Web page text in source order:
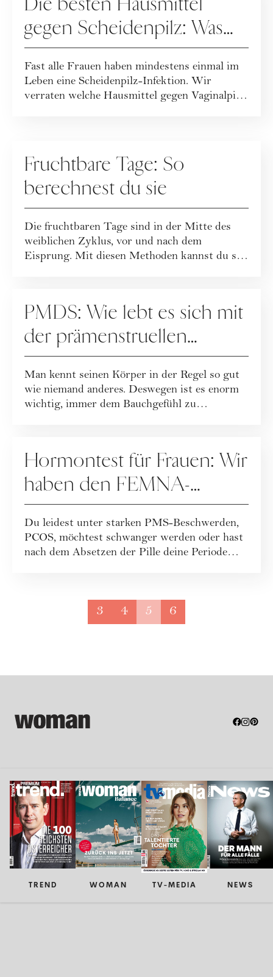
gegen Scheidenpilz: Was
hilft wirklich gegen den
Juckreiz und Co?
Fast alle Frauen haben mindestens einmal im
Leben eine Scheidenpilz-Infektion. Wir
verraten welche Hausmittel gegen Vaginalpilz
Fruchtbare Tage: So
berechnest du sie
Die fruchtbaren Tage sind in der Mitte des
weiblichen Zyklus, vor und nach dem
Eisprung. Mit diesen Methoden kannst du sie
PMDS: Wie lebt es sich mit
der prämenstruellen
dysphorischen Störung?
Man kennt seinen Körper in der Regel so gut
wie niemand anderes. Deswegen ist es enorm
wichtig, immer dem Bauchgefühl zu
Hormontest für Frauen: Wir
haben den FEMNA-
Hormonspeicheltest für zu
Hause ausprobiert
Du leidest unter starken PMS-Beschwerden,
PCOS, möchtest schwanger werden oder hast
nach dem Absetzen der Pille deine Periode
3 4 5 6
TREND WOMAN TV-MEDIA NEWS